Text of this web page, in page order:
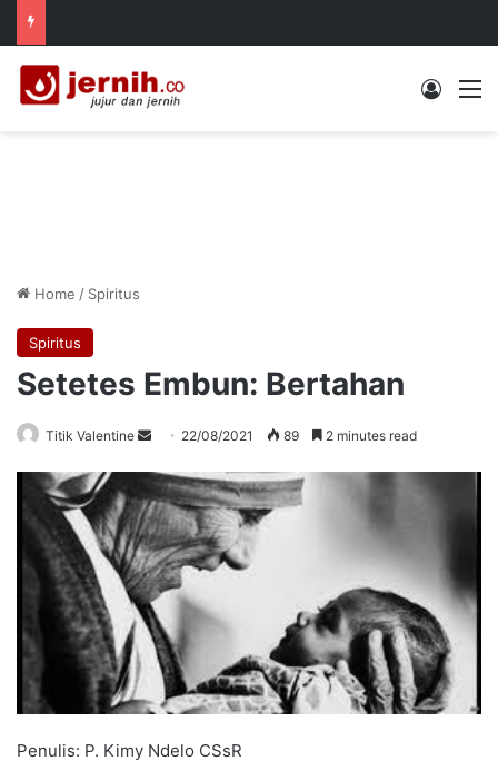
Log In
Home / Spiritus
Spiritus
Setetes Embun: Bertahan
Titik Valentine
Send
email
22/08/2021 89 2 minutes read
Penulis: P. Kimy Ndelo CSsR